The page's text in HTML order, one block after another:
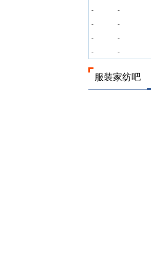
-
-
-
-
-
-
-
-
服装家纺吧